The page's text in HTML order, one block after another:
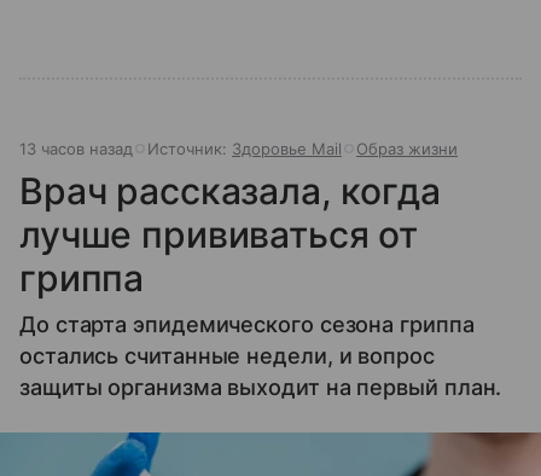
13 часов назад Источник: Здоровье Mail Образ жизни
Врач рассказала, когда
лучше прививаться от
гриппа
До старта эпидемического сезона гриппа
остались считанные недели, и вопрос
защиты организма выходит на первый план.